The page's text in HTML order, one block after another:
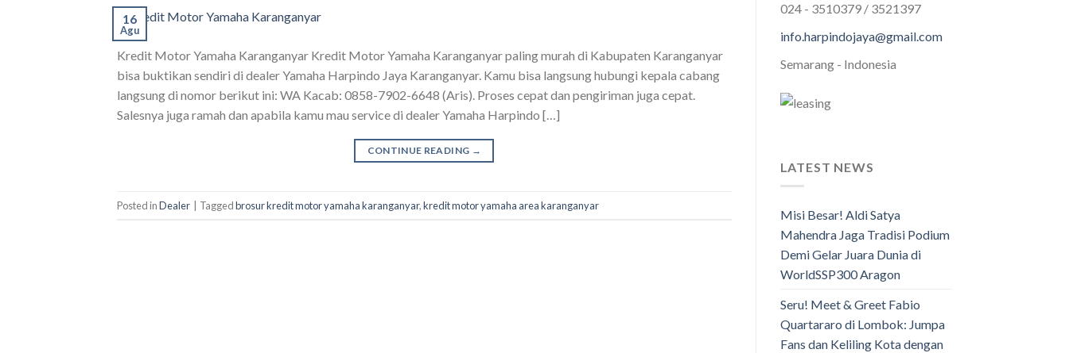
16
Agu
Kredit Motor Yamaha Karanganyar Kredit Motor Yamaha Karanganyar paling murah di Kabupaten Karanganyar
bisa buktikan sendiri di dealer Yamaha Harpindo Jaya Karanganyar. Kamu bisa langsung hubungi kepala cabang
langsung di nomor berikut ini: WA Kacab: 0858-7902-6648 (Aris). Proses cepat dan pengiriman juga cepat.
Salesnya juga ramah dan apabila kamu mau service di dealer Yamaha Harpindo […]
CONTINUE READING →
Posted inDealer Taggedbrosur kredit motor yamaha karanganyar,kredit motor yamaha area karanganyar
024 - 3510379 / 3521397
info.harpindojaya@gmail.com
Semarang - Indonesia
LATEST NEWS
Misi Besar! Aldi Satya
Mahendra Jaga Tradisi Podium
Demi Gelar Juara Dunia di
WorldSSP300 Aragon
Seru! Meet & Greet Fabio
Quartararo di Lombok: Jumpa
Fans dan Keliling Kota dengan